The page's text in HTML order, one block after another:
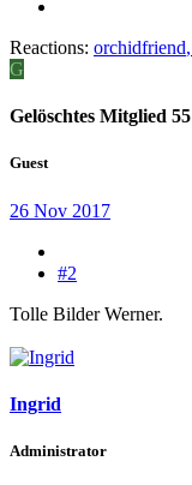
Reactions: orchidfriend,
G
Gelöschtes Mitglied 55
Guest
26 Nov 2017
#2
Tolle Bilder Werner.
Ingrid
Administrator